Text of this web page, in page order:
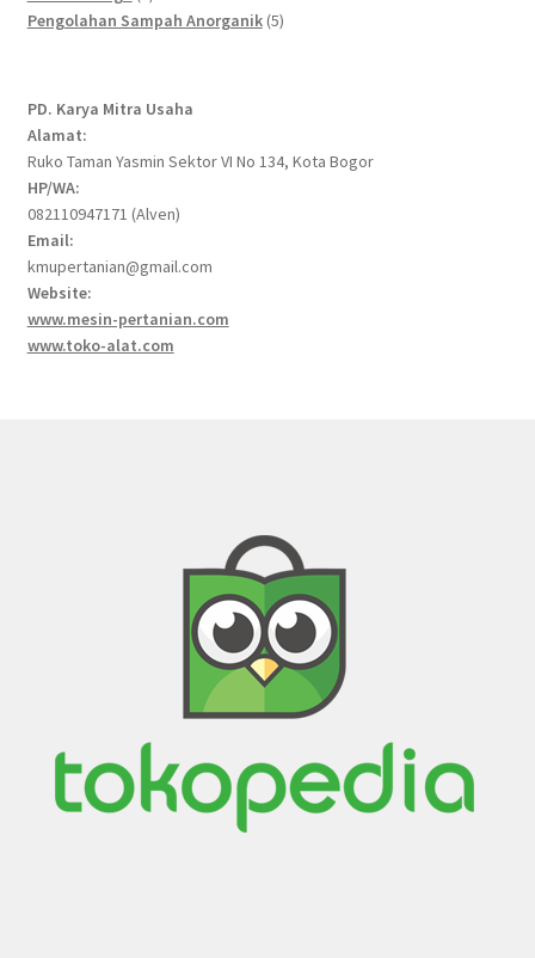
products
Pengolahan Sampah Anorganik 55
PD. Karya Mitra Usaha
Alamat:
Ruko Taman Yasmin Sektor VI No 134, Kota Bogor
HP/WA:
082110947171 (Alven)
Email:
kmupertanian@gmail.com
Website:
www.mesin-pertanian.com
www.toko-alat.com